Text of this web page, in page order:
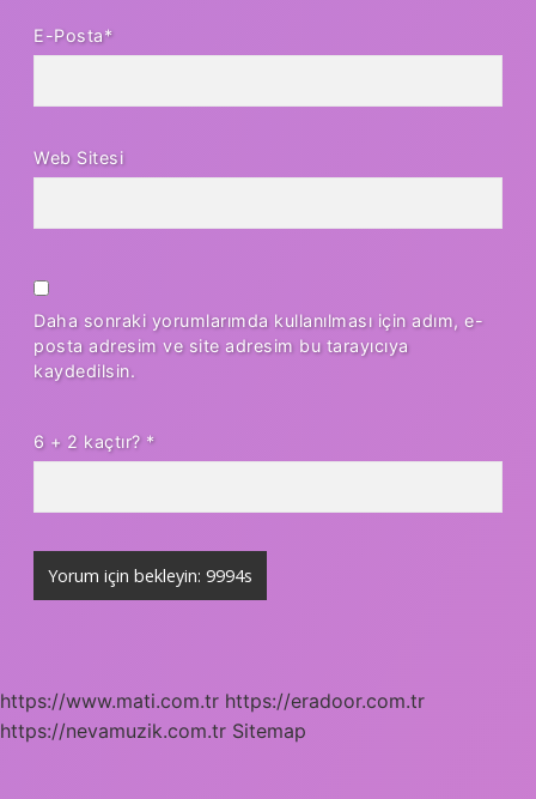
E-Posta*
Web Sitesi
Daha sonraki yorumlarımda kullanılması için adım, e-
posta adresim ve site adresim bu tarayıcıya
kaydedilsin.
6 + 2 kaçtır? *
https://www.mati.com.tr https://eradoor.com.tr
https://nevamuzik.com.tr Sitemap